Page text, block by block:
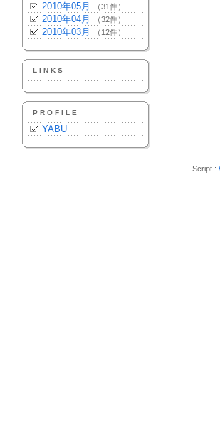
2010年05月 （31件）
2010年04月 （32件）
2010年03月 （12件）
LINKS
PROFILE
YABU
Script :